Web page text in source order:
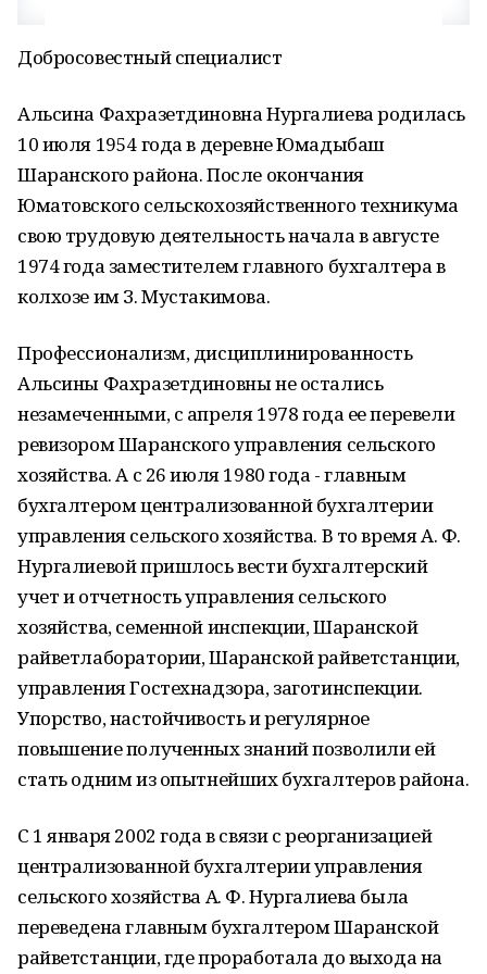
Добросовестный специалист
Альсина Фахразетдиновна Нургалиева родилась
10 июля 1954 года в деревне Юмадыбаш
Шаранского района. После окончания
Юматовского сельскохозяйственного техникума
свою трудовую деятельность начала в августе
1974 года заместителем главного бухгалтера в
колхозе им З. Мустакимова.
Профессионализм, дисциплинированность
Альсины Фахразетдиновны не остались
незамеченными, с апреля 1978 года ее перевели
ревизором Шаранского управления сельского
хозяйства. А с 26 июля 1980 года - главным
бухгалтером централизованной бухгалтерии
управления сельского хозяйства. В то время А. Ф.
Нургалиевой пришлось вести бухгалтерский
учет и отчетность управления сельского
хозяйства, семенной инспекции, Шаранской
райветлаборатории, Шаранской райветстанции,
управления Гостехнадзора, заготинспекции.
Упорство, настойчивость и регулярное
повышение полученных знаний позволили ей
стать одним из опытнейших бухгалтеров района.
С 1 января 2002 года в связи с реорганизацией
централизованной бухгалтерии управления
сельского хозяйства А. Ф. Нургалиева была
переведена главным бухгалтером Шаранской
райветстанции, где проработала до выхода на